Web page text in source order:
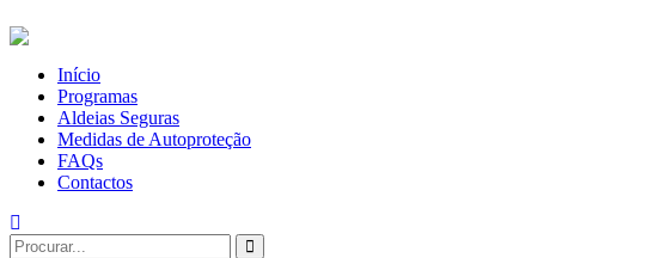
Início
Programas
Aldeias Seguras
Medidas de Autoproteção
FAQs
Contactos